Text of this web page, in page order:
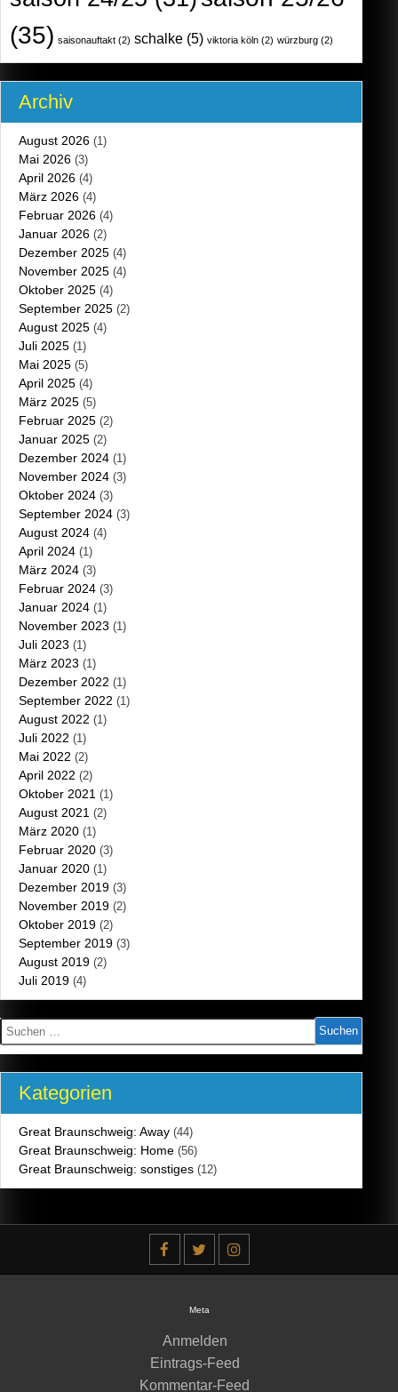
(35) saisonauftakt (2) schalke (5) viktoria köln (2) würzburg (2)
Archiv
August 2026 (1)
Mai 2026 (3)
April 2026 (4)
März 2026 (4)
Februar 2026 (4)
Januar 2026 (2)
Dezember 2025 (4)
November 2025 (4)
Oktober 2025 (4)
September 2025 (2)
August 2025 (4)
Juli 2025 (1)
Mai 2025 (5)
April 2025 (4)
März 2025 (5)
Februar 2025 (2)
Januar 2025 (2)
Dezember 2024 (1)
November 2024 (3)
Oktober 2024 (3)
September 2024 (3)
August 2024 (4)
April 2024 (1)
März 2024 (3)
Februar 2024 (3)
Januar 2024 (1)
November 2023 (1)
Juli 2023 (1)
März 2023 (1)
Dezember 2022 (1)
September 2022 (1)
August 2022 (1)
Juli 2022 (1)
Mai 2022 (2)
April 2022 (2)
Oktober 2021 (1)
August 2021 (2)
März 2020 (1)
Februar 2020 (3)
Januar 2020 (1)
Dezember 2019 (3)
November 2019 (2)
Oktober 2019 (2)
September 2019 (3)
August 2019 (2)
Juli 2019 (4)
Suchen
nach:
Kategorien
Great Braunschweig: Away (44)
Great Braunschweig: Home (56)
Great Braunschweig: sonstiges (12)
Meta
Anmelden
Eintrags-Feed
Kommentar-Feed